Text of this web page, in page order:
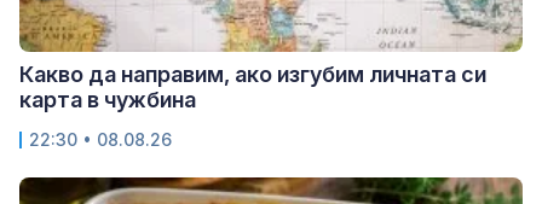
Какво да направим, ако изгубим личната си
карта в чужбина
22:30 • 08.08.26